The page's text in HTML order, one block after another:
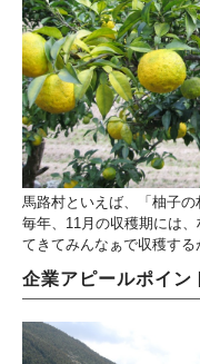
馬路村といえば、「柚子の
毎年、11月の収穫期には
てきてみんなぁで収穫す
企業アピールポイン